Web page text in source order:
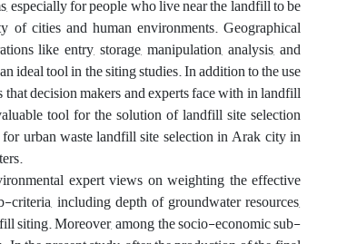
especially for people who live near the landfill to be
cities and human environments. Geographical
like entry, storage, manipulation, analysis, and
ideal tool in the siting studies. In addition to the use
decision makers and experts face with in landfill
tool for the solution of landfill site selection
urban waste landfill site selection in Arak city in
expert views on weighting the effective
including depth of groundwater resources,
siting. Moreover, among the socio-economic sub-